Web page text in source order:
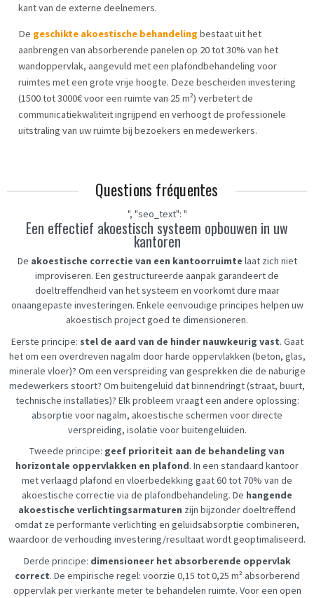
kant van de externe deelnemers.
De geschikte akoestische behandeling bestaat uit het
aanbrengen van absorberende panelen op 20 tot 30% van het
wandoppervlak, aangevuld met een plafondbehandeling voor
ruimtes met een grote vrije hoogte. Deze bescheiden investering
(1500 tot 3000€ voor een ruimte van 25 m²) verbetert de
communicatiekwaliteit ingrijpend en verhoogt de professionele
uitstraling van uw ruimte bij bezoekers en medewerkers.
Questions fréquentes
", "seo_text": "
Een effectief akoestisch systeem opbouwen in uw
kantoren
De akoestische correctie van een kantoorruimte laat zich niet
improviseren. Een gestructureerde aanpak garandeert de
doeltreffendheid van het systeem en voorkomt dure maar
onaangepaste investeringen. Enkele eenvoudige principes helpen uw
akoestisch project goed te dimensioneren.
Eerste principe: stel de aard van de hinder nauwkeurig vast. Gaat
het om een overdreven nagalm door harde oppervlakken (beton, glas,
minerale vloer)? Om een verspreiding van gesprekken die de naburige
medewerkers stoort? Om buitengeluid dat binnendringt (straat, buurt,
technische installaties)? Elk probleem vraagt een andere oplossing:
absorptie voor nagalm, akoestische schermen voor directe
verspreiding, isolatie voor buitengeluiden.
Tweede principe: geef prioriteit aan de behandeling van
horizontale oppervlakken en plafond. In een standaard kantoor
met verlaagd plafond en vloerbedekking gaat 60 tot 70% van de
akoestische correctie via de plafondbehandeling. De hangende
akoestische verlichtingsarmaturen zijn bijzonder doeltreffend
omdat ze performante verlichting en geluidsabsorptie combineren,
waardoor de verhouding investering/resultaat wordt geoptimaliseerd.
Derde principe: dimensioneer het absorberende oppervlak
correct. De empirische regel: voorzie 0,15 tot 0,25 m² absorberend
oppervlak per vierkante meter te behandelen ruimte. Voor een open